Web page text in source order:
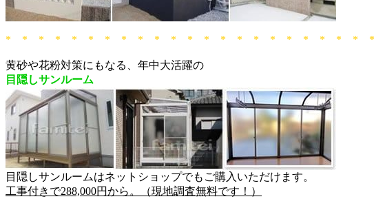
* * * * * * * * * * * * * * * * * * * * * *
黄砂や花粉対策にもなる、年中大活躍の
目隠しサンルーム
目隠しサンルームはネットショップでもご購入いただけます。
工事付きで288,000円から。（現地調査無料です！）